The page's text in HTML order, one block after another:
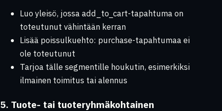
Luo yleisö, jossaadd_to_cart-tapahtuma on
toteutunut vähintään kerran
Lisää poissulkuehto: purchase-tapahtumaa ei
ole toteutunut
Tarjoa tälle segmentille houkutin, esimerkiksi
ilmainen toimitus tai alennus
5. Tuote- tai tuoteryhmäkohtainen